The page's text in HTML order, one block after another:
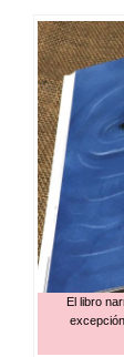
El libro